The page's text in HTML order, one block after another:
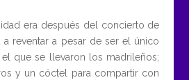
era después del concierto de
a reventar a pesar de ser el único
que se llevaron los madrileños;
y un cóctel para compartir con